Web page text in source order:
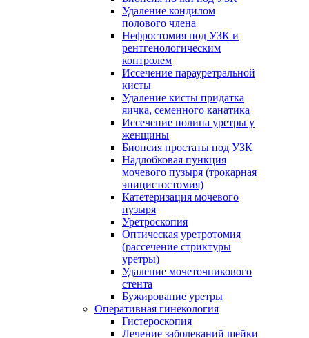
Удаление кондилом
полового члена
Нефростомия под УЗК и
рентгенологическим
контролем
Иссечение парауретральной
кисты
Удаление кисты придатка
яичка, семенного канатика
Иссечение полипа уретры у
женщины
Биопсия простаты под УЗК
Надлобковая пункция
мочевого пузыря (трокарная
эпицистостомия)
Катетеризация мочевого
пузыря
Уретроскопия
Оптическая уретротомия
(рассечение стриктуры
уретры)
Удаление мочеточникового
стента
Бужирование уретры
Оперативная гинекология
Гистероскопия
Лечение заболеваний шейки